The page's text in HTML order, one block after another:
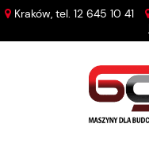
Kraków, tel. 12 645 10 41